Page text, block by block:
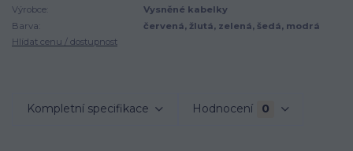
Výrobce:
Vysněné kabelky
Barva:
červená, žlutá, zelená, šedá, modrá
Hlídat cenu / dostupnost
Kompletní specifikace Hodnocení 0